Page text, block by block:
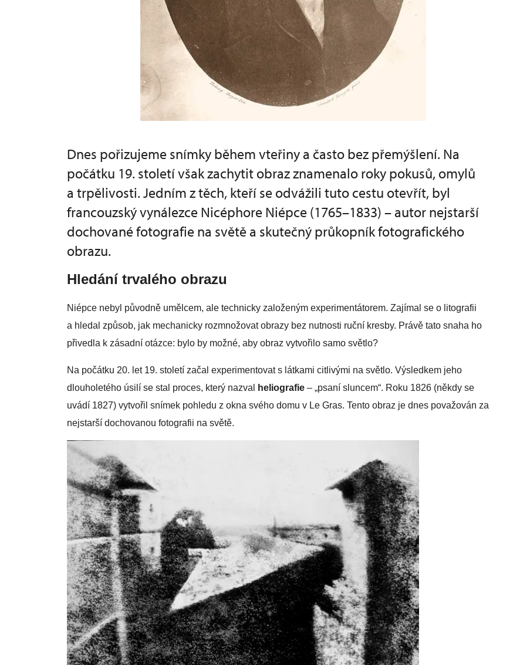
Dnes pořizujeme snímky během vteřiny a často bez přemýšlení. Na
počátku 19. století však zachytit obraz znamenalo roky pokusů, omylů
a trpělivosti. Jedním z těch, kteří se odvážili tuto cestu otevřít, byl
francouzský vynálezce Nicéphore Niépce (1765–1833) – autor nejstarší
dochované fotografie na světě a skutečný průkopník fotografického
obrazu.
Hledání trvalého obrazu
Niépce nebyl původně umělcem, ale technicky založeným experimentátorem. Zajímal se o litografii
a hledal způsob, jak mechanicky rozmnožovat obrazy bez nutnosti ruční kresby. Právě tato snaha ho
přivedla k zásadní otázce: bylo by možné, aby obraz vytvořilo samo světlo?
Na počátku 20. let 19. století začal experimentovat s látkami citlivými na světlo. Výsledkem jeho
dlouholetého úsilí se stal proces, který nazval
heliografie – „psaní sluncem“. Roku 1826 (někdy se
uvádí 1827) vytvořil snímek pohledu z okna svého domu v Le Gras. Tento obraz je dnes považován za
nejstarší dochovanou fotografii na světě.